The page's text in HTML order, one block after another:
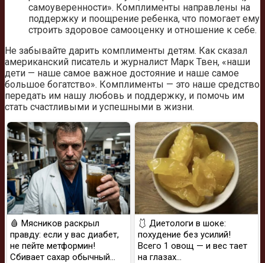
самоуверенности». Комплименты направлены на
поддержку и поощрение ребенка, что помогает ему
строить здоровое самооценку и отношение к себе.
Не забывайте дарить комплименты детям. Как сказал
американский писатель и журналист Марк Твен, «наши
дети — наше самое важное достояние и наше самое
большое богатство». Комплименты — это наше средство
передать им нашу любовь и поддержку, и помочь им
стать счастливыми и успешными в жизни.
🩸 Мясников раскрыл
правду: если у вас диабет,
не пейте метформин!
Сбивает сахар обычный...
🩱 Диетологи в шоке:
похудение без усилий!
Всего 1 овощ — и вес тает
на глазах…